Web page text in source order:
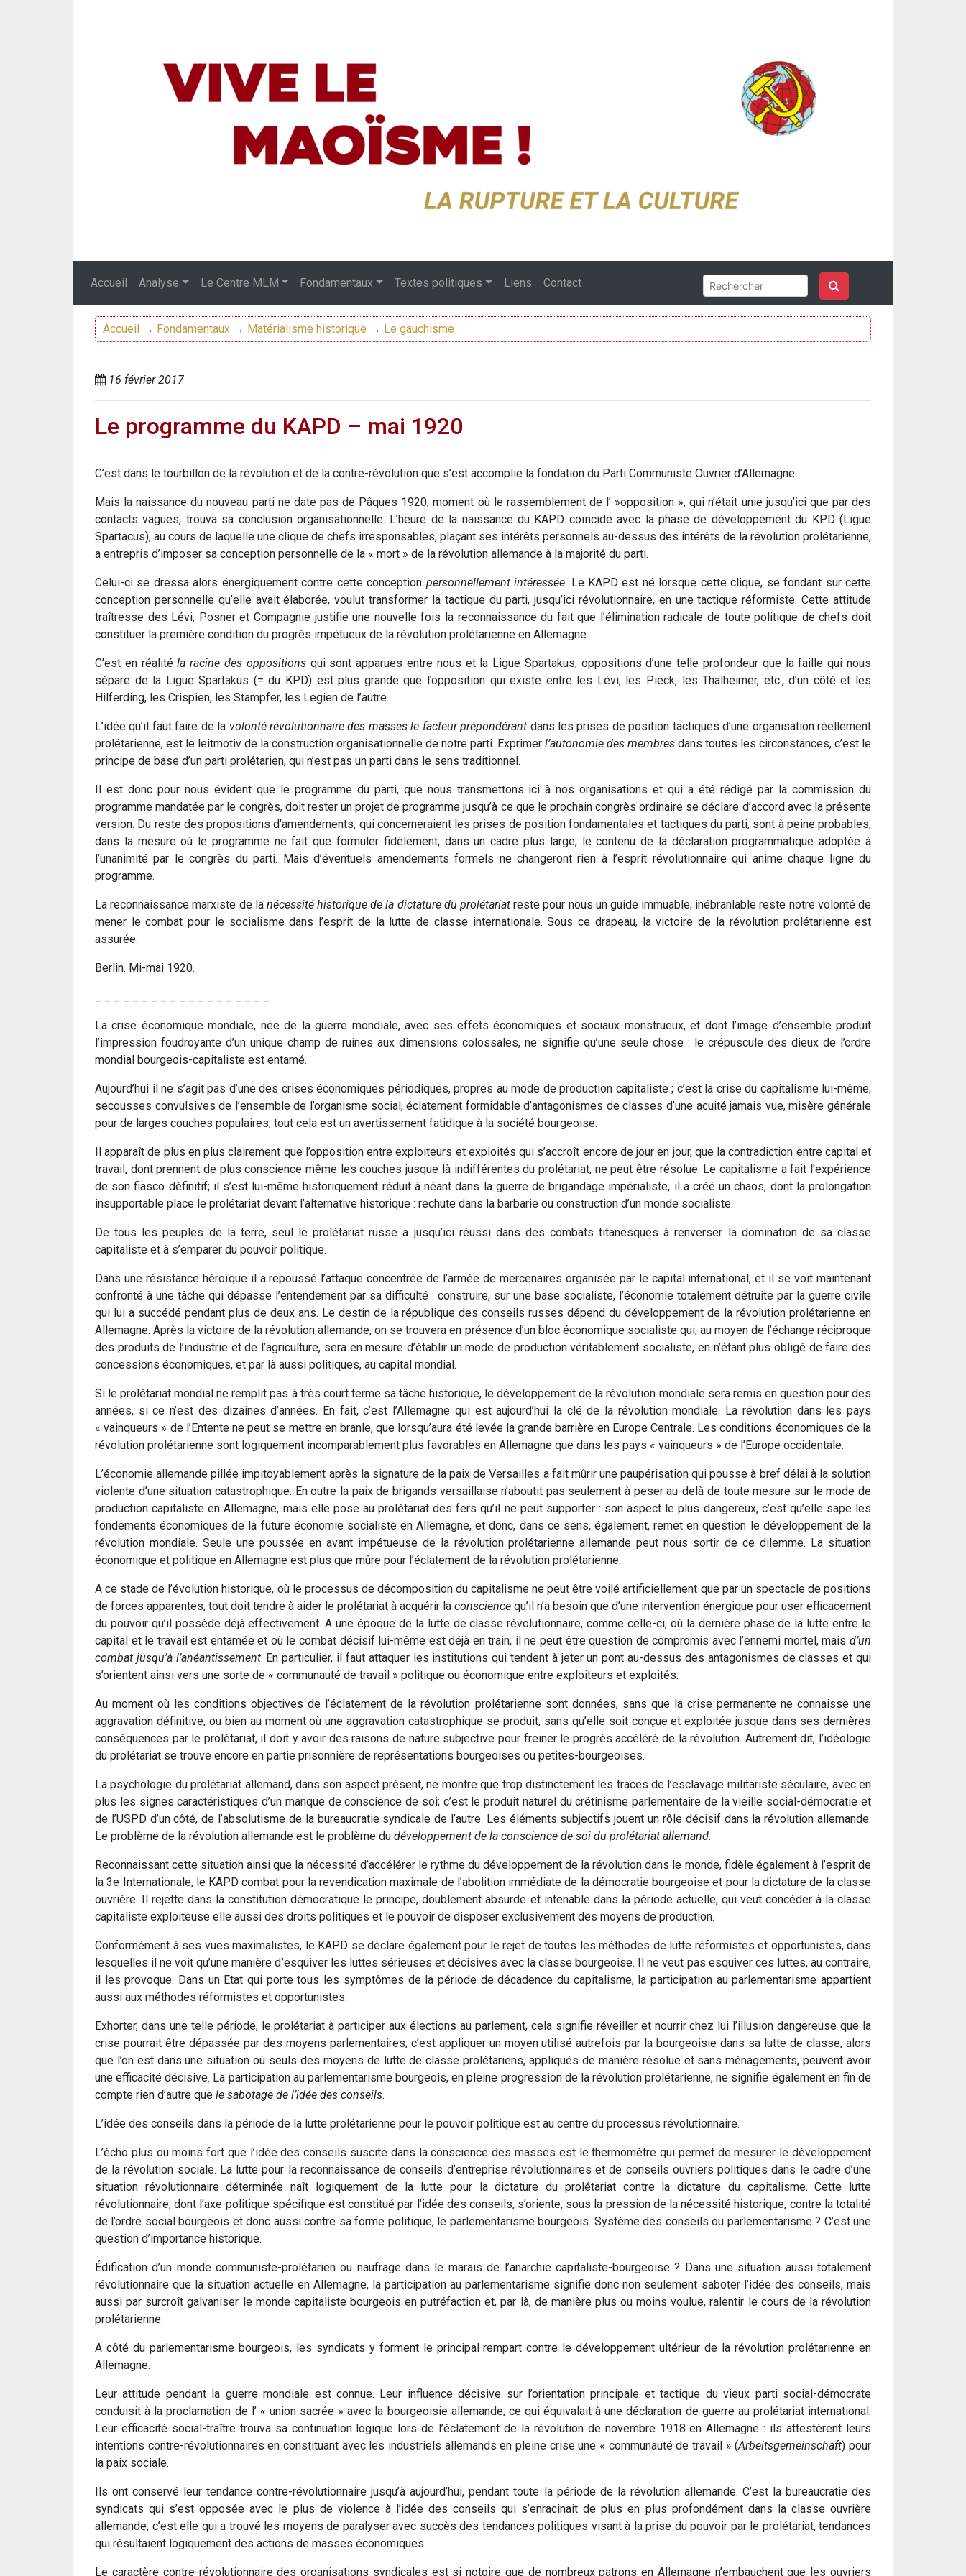
Accueil Analyse Le Centre MLM Fondamentaux Textes politiques Liens Contact
Accueil → Fondamentaux → Matérialisme historique → Le gauchisme
16 février 2017
Le programme du KAPD – mai 1920
C’est dans le tourbillon de la révolution et de la contre-révolution que s’est accomplie la fondation du Parti Communiste Ouvrier d’Allemagne.
Mais la naissance du nouveau parti ne date pas de Pâques 1920, moment où le rassemblement de l’ »opposition », qui n’était unie jusqu’ici que par des
contacts vagues, trouva sa conclusion organisationnelle. L’heure de la naissance du KAPD coïncide avec la phase de développement du KPD (Ligue
Spartacus), au cours de laquelle une clique de chefs irresponsables, plaçant ses intérêts personnels au-dessus des intérêts de la révolution prolétarienne,
a entrepris d’imposer sa conception personnelle de la « mort » de la révolution allemande à la majorité du parti.
Celui-ci se dressa alors énergiquement contre cette conception personnellement intéressée. Le KAPD est né lorsque cette clique, se fondant sur cette
conception personnelle qu’elle avait élaborée, voulut transformer la tactique du parti, jusqu’ici révolutionnaire, en une tactique réformiste. Cette attitude
traîtresse des Lévi, Posner et Compagnie justifie une nouvelle fois la reconnaissance du fait que l’élimination radicale de toute politique de chefs doit
constituer la première condition du progrès impétueux de la révolution prolétarienne en Allemagne.
C’est en réalitéla racine des oppositionsqui sont apparues entre nous et la Ligue Spartakus, oppositions d’une telle profondeur que la faille qui nous
sépare de la Ligue Spartakus (= du KPD) est plus grande que l’opposition qui existe entre les Lévi, les Pieck, les Thalheimer, etc., d’un côté et les
Hilferding, les Crispien, les Stampfer, les Legien de l’autre.
L’idée qu’il faut faire de la volonté révolutionnaire des masses le facteur prépondérant dans les prises de position tactiques d’une organisation réellement
prolétarienne, est le leitmotiv de la construction organisationnelle de notre parti. Exprimer l’autonomie des membres dans toutes les circonstances, c’est le
principe de base d’un parti prolétarien, qui n’est pas un parti dans le sens traditionnel.
Il est donc pour nous évident que le programme du parti, que nous transmettons ici à nos organisations et qui a été rédigé par la commission du
programme mandatée par le congrès, doit rester un projet de programme jusqu’à ce que le prochain congrès ordinaire se déclare d’accord avec la présente
version. Du reste des propositions d’amendements, qui concerneraient les prises de position fondamentales et tactiques du parti, sont à peine probables,
dans la mesure où le programme ne fait que formuler fidèlement, dans un cadre plus large, le contenu de la déclaration programmatique adoptée à
l’unanimité par le congrès du parti. Mais d’éventuels amendements formels ne changeront rien à l’esprit révolutionnaire qui anime chaque ligne du
programme.
La reconnaissance marxiste de la nécessité historique de la dictature du prolétariat reste pour nous un guide immuable; inébranlable reste notre volonté de
mener le combat pour le socialisme dans l’esprit de la lutte de classe internationale. Sous ce drapeau, la victoire de la révolution prolétarienne est
assurée.
Berlin. Mi-mai 1920.
La crise économique mondiale, née de la guerre mondiale, avec ses effets économiques et sociaux monstrueux, et dont l’image d’ensemble produit
l’impression foudroyante d’un unique champ de ruines aux dimensions colossales, ne signifie qu’une seule chose : le crépuscule des dieux de l’ordre
mondial bourgeois-capitaliste est entamé.
Aujourd’hui il ne s’agit pas d’une des crises économiques périodiques, propres au mode de production capitaliste ; c’est la crise du capitalisme lui-même;
secousses convulsives de l’ensemble de l’organisme social, éclatement formidable d’antagonismes de classes d’une acuité jamais vue, misère générale
pour de larges couches populaires, tout cela est un avertissement fatidique à la société bourgeoise.
Il apparaît de plus en plus clairement que l’opposition entre exploiteurs et exploités qui s’accroît encore de jour en jour, que la contradiction entre capital et
travail, dont prennent de plus conscience même les couches jusque là indifférentes du prolétariat, ne peut être résolue. Le capitalisme a fait l’expérience
de son fiasco définitif; il s’est lui-même historiquement réduit à néant dans la guerre de brigandage impérialiste, il a créé un chaos, dont la prolongation
insupportable place le prolétariat devant l’alternative historique : rechute dans la barbarie ou construction d’un monde socialiste.
De tous les peuples de la terre, seul le prolétariat russe a jusqu’ici réussi dans des combats titanesques à renverser la domination de sa classe
capitaliste et à s’emparer du pouvoir politique.
Dans une résistance héroïque il a repoussé l’attaque concentrée de l’armée de mercenaires organisée par le capital international, et il se voit maintenant
confronté à une tâche qui dépasse l’entendement par sa difficulté : construire, sur une base socialiste, l’économie totalement détruite par la guerre civile
qui lui a succédé pendant plus de deux ans. Le destin de la république des conseils russes dépend du développement de la révolution prolétarienne en
Allemagne. Après la victoire de la révolution allemande, on se trouvera en présence d’un bloc économique socialiste qui, au moyen de l’échange réciproque
des produits de l’industrie et de l’agriculture, sera en mesure d’établir un mode de production véritablement socialiste, en n’étant plus obligé de faire des
concessions économiques, et par là aussi politiques, au capital mondial.
Si le prolétariat mondial ne remplit pas à très court terme sa tâche historique, le développement de la révolution mondiale sera remis en question pour des
années, si ce n’est des dizaines d’années. En fait, c’est l’Allemagne qui est aujourd’hui la clé de la révolution mondiale. La révolution dans les pays
« vainqueurs » de l’Entente ne peut se mettre en branle, que lorsqu’aura été levée la grande barrière en Europe Centrale. Les conditions économiques de la
révolution prolétarienne sont logiquement incomparablement plus favorables en Allemagne que dans les pays « vainqueurs » de l’Europe occidentale.
L’économie allemande pillée impitoyablement après la signature de la paix de Versailles a fait mûrir une paupérisation qui pousse à bref délai à la solution
violente d’une situation catastrophique. En outre la paix de brigands versaillaise n’aboutit pas seulement à peser au-delà de toute mesure sur le mode de
production capitaliste en Allemagne, mais elle pose au prolétariat des fers qu’il ne peut supporter : son aspect le plus dangereux, c’est qu’elle sape les
fondements économiques de la future économie socialiste en Allemagne, et donc, dans ce sens, également, remet en question le développement de la
révolution mondiale. Seule une poussée en avant impétueuse de la révolution prolétarienne allemande peut nous sortir de ce dilemme. La situation
économique et politique en Allemagne est plus que mûre pour l’éclatement de la révolution prolétarienne.
A ce stade de l’évolution historique, où le processus de décomposition du capitalisme ne peut être voilé artificiellement que par un spectacle de positions
de forces apparentes, tout doit tendre à aider le prolétariat à acquérir la conscience qu’il n’a besoin que d’une intervention énergique pour user efficacement
du pouvoir qu’il possède déjà effectivement. A une époque de la lutte de classe révolutionnaire, comme celle-ci, où la dernière phase de la lutte entre le
capital et le travail est entamée et où le combat décisif lui-même est déjà en train, il ne peut être question de compromis avec l’ennemi mortel, mais d’un
combat jusqu’à l’anéantissement. En particulier, il faut attaquer les institutions qui tendent à jeter un pont au-dessus des antagonismes de classes et qui
s’orientent ainsi vers une sorte de « communauté de travail » politique ou économique entre exploiteurs et exploités.
Au moment où les conditions objectives de l’éclatement de la révolution prolétarienne sont données, sans que la crise permanente ne connaisse une
aggravation définitive, ou bien au moment où une aggravation catastrophique se produit, sans qu’elle soit conçue et exploitée jusque dans ses dernières
conséquences par le prolétariat, il doit y avoir des raisons de nature subjective pour freiner le progrès accéléré de la révolution. Autrement dit, l’idéologie
du prolétariat se trouve encore en partie prisonnière de représentations bourgeoises ou petites-bourgeoises.
La psychologie du prolétariat allemand, dans son aspect présent, ne montre que trop distinctement les traces de l’esclavage militariste séculaire, avec en
plus les signes caractéristiques d’un manque de conscience de soi; c’est le produit naturel du crétinisme parlementaire de la vieille social-démocratie et
de l’USPD d’un côté, de l’absolutisme de la bureaucratie syndicale de l’autre. Les éléments subjectifs jouent un rôle décisif dans la révolution allemande.
Le problème de la révolution allemande est le problème du développement de la conscience de soi du prolétariat allemand.
Reconnaissant cette situation ainsi que la nécessité d’accélérer le rythme du développement de la révolution dans le monde, fidèle également à l’esprit de
la 3e Internationale, le KAPD combat pour la revendication maximale de l’abolition immédiate de la démocratie bourgeoise et pour la dictature de la classe
ouvrière. Il rejette dans la constitution démocratique le principe, doublement absurde et intenable dans la période actuelle, qui veut concéder à la classe
capitaliste exploiteuse elle aussi des droits politiques et le pouvoir de disposer exclusivement des moyens de production.
Conformément à ses vues maximalistes, le KAPD se déclare également pour le rejet de toutes les méthodes de lutte réformistes et opportunistes, dans
lesquelles il ne voit qu’une manière d’esquiver les luttes sérieuses et décisives avec la classe bourgeoise. Il ne veut pas esquiver ces luttes, au contraire,
il les provoque. Dans un Etat qui porte tous les symptômes de la période de décadence du capitalisme, la participation au parlementarisme appartient
aussi aux méthodes réformistes et opportunistes.
Exhorter, dans une telle période, le prolétariat à participer aux élections au parlement, cela signifie réveiller et nourrir chez lui l’illusion dangereuse que la
crise pourrait être dépassée par des moyens parlementaires; c’est appliquer un moyen utilisé autrefois par la bourgeoisie dans sa lutte de classe, alors
que l’on est dans une situation où seuls des moyens de lutte de classe prolétariens, appliqués de manière résolue et sans ménagements, peuvent avoir
une efficacité décisive. La participation au parlementarisme bourgeois, en pleine progression de la révolution prolétarienne, ne signifie également en fin de
compte rien d’autre que le sabotage de l’idée des conseils.
L’idée des conseils dans la période de la lutte prolétarienne pour le pouvoir politique est au centre du processus révolutionnaire.
L’écho plus ou moins fort que l’idée des conseils suscite dans la conscience des masses est le thermomètre qui permet de mesurer le développement
de la révolution sociale. La lutte pour la reconnaissance de conseils d’entreprise révolutionnaires et de conseils ouvriers politiques dans le cadre d’une
situation révolutionnaire déterminée naît logiquement de la lutte pour la dictature du prolétariat contre la dictature du capitalisme. Cette lutte
révolutionnaire, dont l’axe politique spécifique est constitué par l’idée des conseils, s’oriente, sous la pression de la nécessité historique, contre la totalité
de l’ordre social bourgeois et donc aussi contre sa forme politique, le parlementarisme bourgeois. Système des conseils ou parlementarisme ? C’est une
question d’importance historique.
Édification d’un monde communiste-prolétarien ou naufrage dans le marais de l’anarchie capitaliste-bourgeoise ? Dans une situation aussi totalement
révolutionnaire que la situation actuelle en Allemagne, la participation au parlementarisme signifie donc non seulement saboter l’idée des conseils, mais
aussi par surcroît galvaniser le monde capitaliste bourgeois en putréfaction et, par là, de manière plus ou moins voulue, ralentir le cours de la révolution
prolétarienne.
A côté du parlementarisme bourgeois, les syndicats y forment le principal rempart contre le développement ultérieur de la révolution prolétarienne en
Allemagne.
Leur attitude pendant la guerre mondiale est connue. Leur influence décisive sur l’orientation principale et tactique du vieux parti social-démocrate
conduisit à la proclamation de l’ « union sacrée » avec la bourgeoisie allemande, ce qui équivalait à une déclaration de guerre au prolétariat international.
Leur efficacité social-traître trouva sa continuation logique lors de l’éclatement de la révolution de novembre 1918 en Allemagne : ils attestèrent leurs
intentions contre-révolutionnaires en constituant avec les industriels allemands en pleine crise une « communauté de travail » (Arbeitsgemeinschaft) pour
la paix sociale.
Ils ont conservé leur tendance contre-révolutionnaire jusqu’à aujourd’hui, pendant toute la période de la révolution allemande. C’est la bureaucratie des
syndicats qui s’est opposée avec le plus de violence à l’idée des conseils qui s’enracinait de plus en plus profondément dans la classe ouvrière
allemande; c’est elle qui a trouvé les moyens de paralyser avec succès des tendances politiques visant à la prise du pouvoir par le prolétariat, tendances
qui résultaient logiquement des actions de masses économiques.
Le caractère contre-révolutionnaire des organisations syndicales est si notoire que de nombreux patrons en Allemagne n’embauchent que les ouvriers